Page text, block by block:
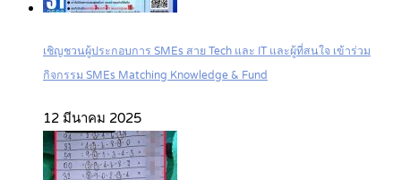
เชิญชวนผู้ประกอบการ SMEs สาย Tech และ IT และผู้ที่สนใจ เข้าร่วม
กิจกรรม SMEs Matching Knowledge & Fund
12 มีนาคม 2025